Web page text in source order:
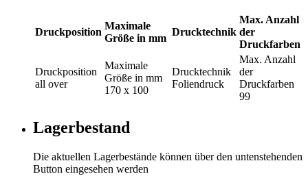
Druckposition
Maximale
Größe in mm
Drucktechnik
Max. Anzahl
der
Druckfarben
Druckposition
all over
Maximale
Größe in mm
170 x 100
Drucktechnik
Foliendruck
Max. Anzahl
der
Druckfarben
99
Lagerbestand
Die aktuellen Lagerbestände können über den untenstehenden
Button eingesehen werden